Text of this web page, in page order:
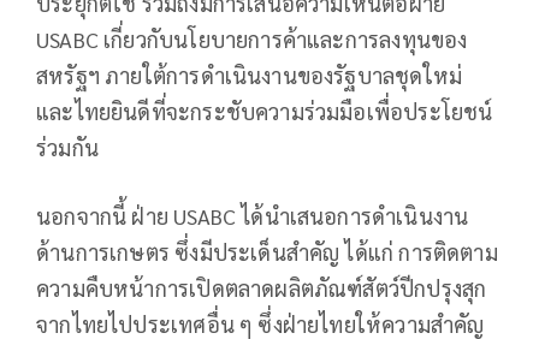
USABC เกี่ยวกับนโยบายการค้าและการลงทุนของ
สหรัฐฯ ภายใต้การดำเนินงานของรัฐบาลชุดใหม่
และไทยยินดีที่จะกระชับความร่วมมือเพื่อประโยชน์
ร่วมกัน
นอกจากนี้ ฝ่าย USABC ได้นำเสนอการดำเนินงาน
ด้านการเกษตร ซึ่งมีประเด็นสำคัญ ได้แก่ การติดตาม
ความคืบหน้าการเปิดตลาดผลิตภัณฑ์สัตว์ปีกปรุงสุก
จากไทยไปประเทศอื่น ๆ ซึ่งฝ่ายไทยให้ความสำคัญ